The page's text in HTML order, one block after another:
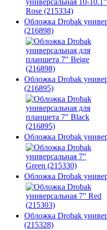
Обложка Drobak
(216898)
Обложка Drobak
(216895)
Обложка Drobak
Обложка Drobak
Обложка Drobak
(215328)